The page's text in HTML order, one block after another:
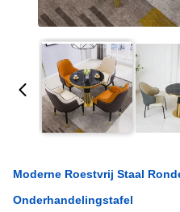
Moderne Roestvrij Staal
Onderhandelingstafel